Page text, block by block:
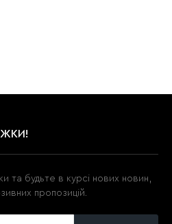
та будьте в курсі нових новин,
пропозицій.